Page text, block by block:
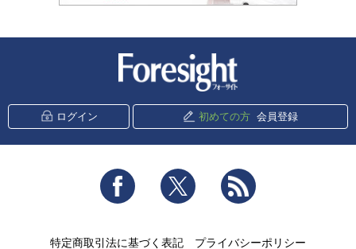
ログイン 初めての方 会員登録
Facebook Twitter
特定商取引法に基づく表記 プライバシーポリシー